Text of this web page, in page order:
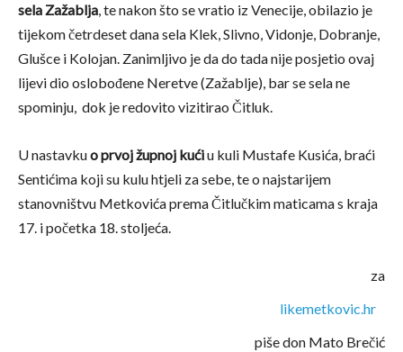
sela Zažablja, te nakon što se vratio iz Venecije, obilazio je
tijekom četrdeset dana sela Klek, Slivno, Vidonje, Dobranje,
Glušce i Kolojan. Zanimljivo je da do tada nije posjetio ovaj
lijevi dio oslobođene Neretve (Zažablje), bar se sela ne
spominju, dok je redovito vizitirao Čitluk.
U nastavkuo prvoj župnoj kućiu kuli Mustafe Kusića, braći
Sentićima koji su kulu htjeli za sebe, te o najstarijem
stanovništvu Metkovića prema Čitlučkim maticama s kraja
17. i početka 18. stoljeća.
za
likemetkovic.hr
piše don Mato Brečić